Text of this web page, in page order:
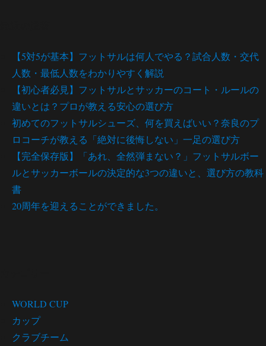
【5対5が基本】フットサルは何人でやる？試合人数・交代
人数・最低人数をわかりやすく解説
【初心者必見】フットサルとサッカーのコート・ルールの
違いとは？プロが教える安心の選び方
初めてのフットサルシューズ、何を買えばいい？奈良のプ
ロコーチが教える「絶対に後悔しない」一足の選び方
【完全保存版】「あれ、全然弾まない？」フットサルボー
ルとサッカーボールの決定的な3つの違いと、選び方の教科
書
20周年を迎えることができました。
WORLD CUP
カップ
クラブチーム